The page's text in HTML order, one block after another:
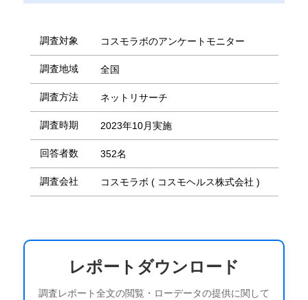
調査対象 コスモラボのアンケートモニター
調査地域 全国
調査方法 ネットリサーチ
調査時期 2023年10月実施
回答者数 352名
調査会社 コスモラボ ( コスモヘルス株式会社 )
レポートダウンロード
調査レポート全文の閲覧・ローデータの提供に関して